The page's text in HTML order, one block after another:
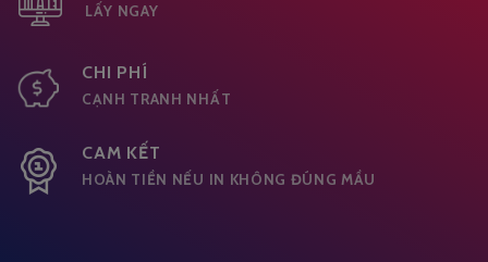
LẤY NGAY
CHI PHÍ
CẠNH TRANH NHẤT
CAM KẾT
HOÀN TIỀN NẾU IN KHÔNG ĐÚNG MẦU